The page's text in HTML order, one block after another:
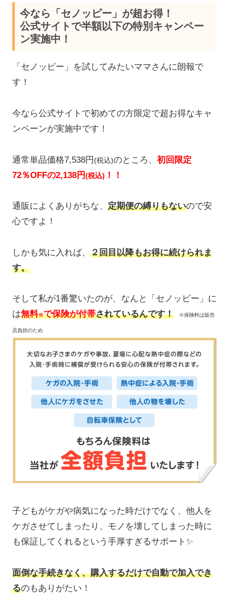
今なら「セノッピー」が超お得！
公式サイトで半額以下の特別キャンペー
ン実施中！
「セノッピー」を試してみたいママさんに朗報で
す！
今なら公式サイトで初めての方限定で超お得なキャ
ンペーンが実施中です！
通常単品価格7,538円 (税込)のところ、 初回限定
72％OFFの2,138円(税込) ！！
通販によくありがちな、 定期便の縛りもないので安
心ですよ！
しかも気に入れば、 ２回目以降もお得に続けられま
す。
そして私が1番驚いたのが、なんと「セノッピー」に
は無料※で保険が付帯されているんです！ ※保険料は販売
店負担​のため
子どもがケガや病気になった時だけでなく、他人を
ケガさせてしまったり、モノを壊してしまった時に
も保証してくれるという手厚すぎるサポート✨
面倒な手続きなく、購入するだけで自動で加入でき
るのもありがたい！